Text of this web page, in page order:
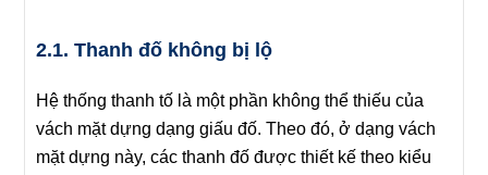
2.1. Thanh đố không bị lộ
Hệ thống thanh tố là một phần không thể thiếu của
vách mặt dựng dạng giấu đố. Theo đó, ở dạng vách
mặt dựng này, các thanh đố được thiết kế theo kiểu